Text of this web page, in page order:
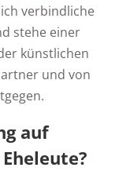
verbindliche
stehe einer
künstlichen
und von
auf